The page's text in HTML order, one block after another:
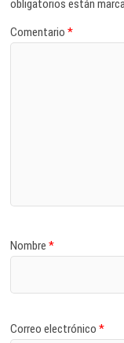
obligatorios están
Comentario*
Nombre*
Correo electrónico*